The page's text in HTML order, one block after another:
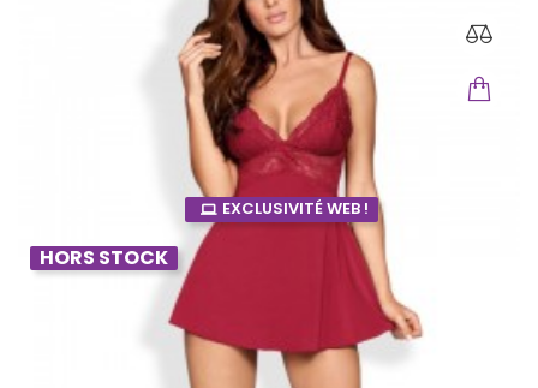
EXCLUSIVITÉ WEB !
HORS STOCK